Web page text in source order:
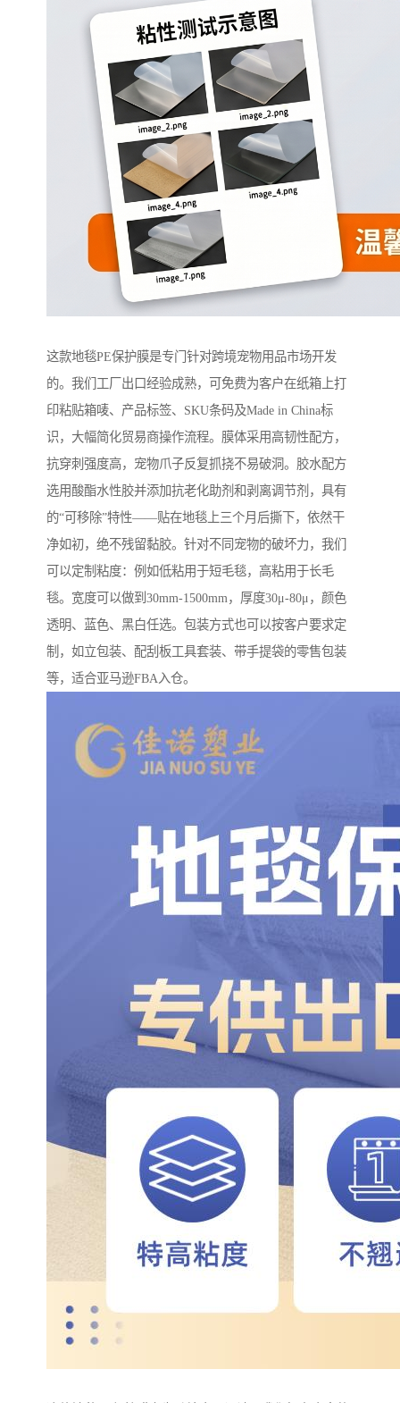
这款地毯PE保护膜是专门针对跨境宠物用品市场开发
的。我们工厂出口经验成熟，可免费为客户在纸箱上打
印粘贴箱唛、产品标签、SKU条码及Made in China标
识，大幅简化贸易商操作流程。膜体采用高韧性配方，
抗穿刺强度高，宠物爪子反复抓挠不易破洞。胶水配方
选用酸酯水性胶并添加抗老化助剂和剥离调节剂，具有
的“可移除”特性——贴在地毯上三个月后撕下，依然干
净如初，绝不残留黏胶。针对不同宠物的破坏力，我们
可以定制粘度：例如低粘用于短毛毯，高粘用于长毛
毯。宽度可以做到30mm-1500mm，厚度30μ-80μ，颜色
透明、蓝色、黑白任选。包装方式也可以按客户要求定
制，如立包装、配刮板工具套装、带手提袋的零售包装
等，适合亚马逊FBA入仓。